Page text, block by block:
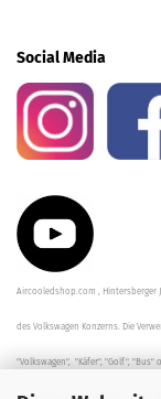
Social Media
Aircooledshop.com , Hintersberger
des Volkswagen Konzerns. Die
"Volkswagen", "Käfer", "Golf", "Bus"